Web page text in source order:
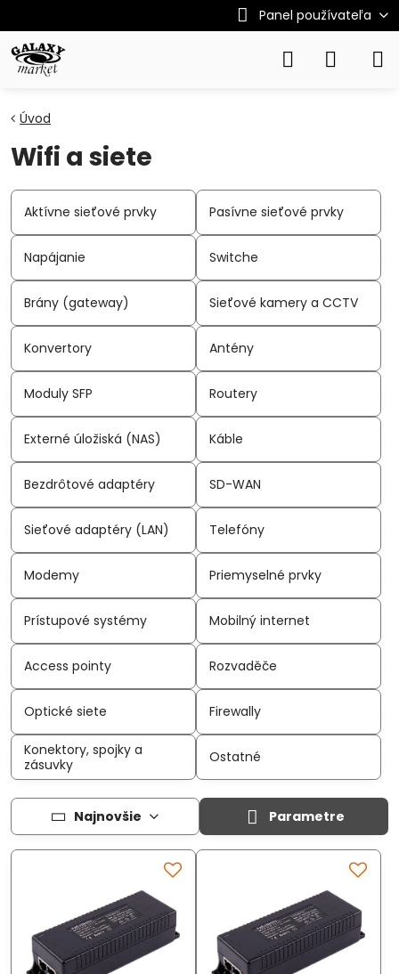
Panel používateľa
Úvod
Wifi a siete
Aktívne sieťové prvky Pasívne sieťové prvky
Napájanie Switche
Brány (gateway) Sieťové kamery a CCTV
Konvertory Antény
Moduly SFP Routery
Externé úložiská (NAS) Káble
Bezdrôtové adaptéry SD-WAN
Sieťové adaptéry (LAN) Telefóny
Modemy Priemyselné prvky
Prístupové systémy Mobilný internet
Access pointy Rozvaděče
Optické siete Firewally
Konektory, spojky a
zásuvky
Ostatné
Najnovšie Parametre